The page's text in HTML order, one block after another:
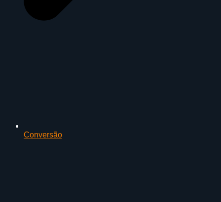
Conversão